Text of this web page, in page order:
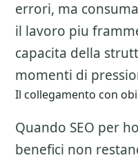
errori, ma
il lavoro piu
capacita della
momenti di
Il collegamento con
Quando SEO per
benefici non